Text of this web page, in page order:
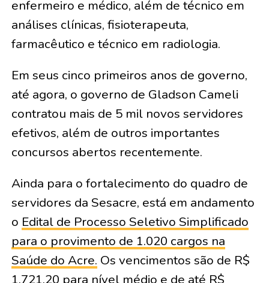
enfermeiro e médico, além de técnico em
análises clínicas, fisioterapeuta,
farmacêutico e técnico em radiologia.
Em seus cinco primeiros anos de governo,
até agora, o governo de Gladson Cameli
contratou mais de 5 mil novos servidores
efetivos, além de outros importantes
concursos abertos recentemente.
Ainda para o fortalecimento do quadro de
servidores da Sesacre, está em andamento
o Edital de Processo Seletivo Simplificado
para o provimento de 1.020 cargos na
Saúde do Acre. Os vencimentos são de R$
1.721,20 para nível médio e de até R$